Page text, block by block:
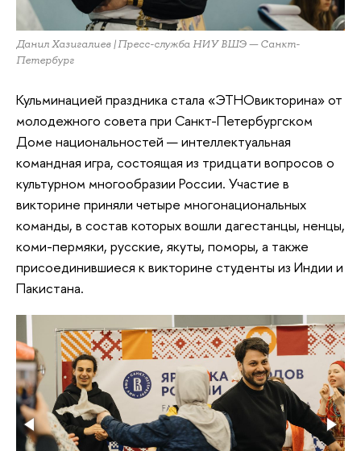
Данил Хазигалиев | Пресс-служба НИУ ВШЭ — Санкт-
Петербург
Кульминацией праздника стала «ЭТНОвикторина» от
молодежного совета при Санкт-Петербургском
Доме национальностей — интеллектуальная
командная игра, состоящая из тридцати вопросов о
культурном многообразии России. Участие в
викторине приняли четыре многонациональных
команды, в состав которых вошли дагестанцы, ненцы,
коми-пермяки, русские, якуты, поморы, а также
присоединившиеся к викторине студенты из Индии и
Пакистана.